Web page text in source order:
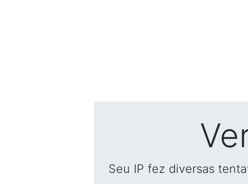
Seu IP fez diversas